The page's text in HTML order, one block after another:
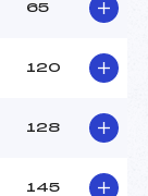
65
120
128
145